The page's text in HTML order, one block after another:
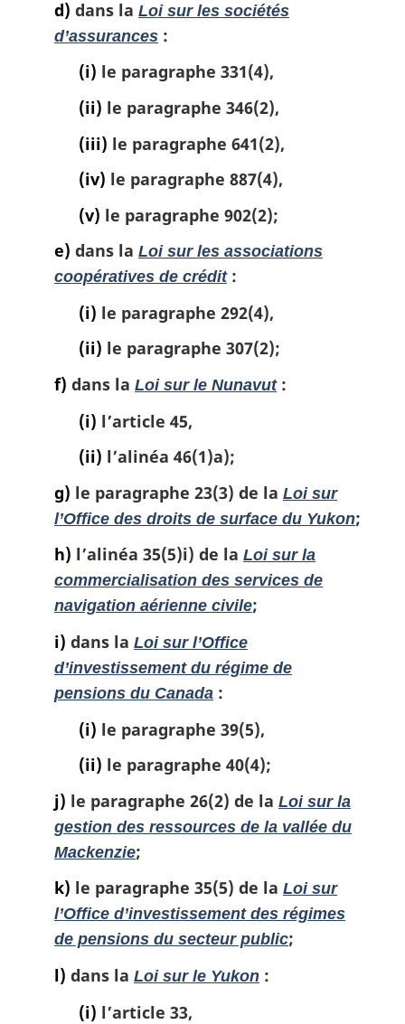
d) dans la Loi sur les sociétés
d’assurances :
(i) le paragraphe 331(4),
(ii) le paragraphe 346(2),
(iii) le paragraphe 641(2),
(iv) le paragraphe 887(4),
(v) le paragraphe 902(2);
e) dans la Loi sur les associations
coopératives de crédit:
(i) le paragraphe 292(4),
(ii) le paragraphe 307(2);
f) dans la Loi sur le Nunavut:
(i) l’article 45,
(ii) l’alinéa 46(1)a);
g) le paragraphe 23(3) de la Loi sur
l’Office des droits de surface du Yukon;
h) l’alinéa 35(5)i) de la Loi sur la
commercialisation des services de
navigation aérienne civile;
i) dans la Loi sur l’Office
d’investissement du régime de
pensions du Canada :
(i) le paragraphe 39(5),
(ii) le paragraphe 40(4);
j) le paragraphe 26(2) de la Loi sur la
gestion des ressources de la vallée du
Mackenzie;
k) le paragraphe 35(5) de la Loi sur
l’Office d’investissement des régimes
de pensions du secteur public;
l) dans la Loi sur le Yukon :
(i) l’article 33,